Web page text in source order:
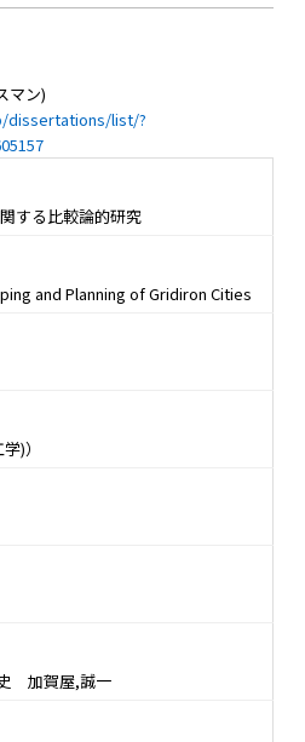
マン)
dissertations/list/?
する比較論的研究
and Planning of Gridiron Cities
)）
加賀屋,誠一